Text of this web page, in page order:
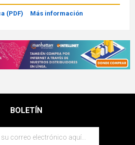
(PDF) Más información
BOLETÍN